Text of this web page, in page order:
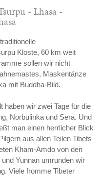
- Lhasa -
Kloste, 60 km weit
sollen wir nicht
Maskentänze
mit Buddha-Bild.
haben wir zwei Tage für die
Norbulinka und Sera. Und
man einen herrlicher Blick
aus allen Teilen Tibets
Kham-Amdo von den
Yunnan umrunden wir
Viele fromme Tibeter